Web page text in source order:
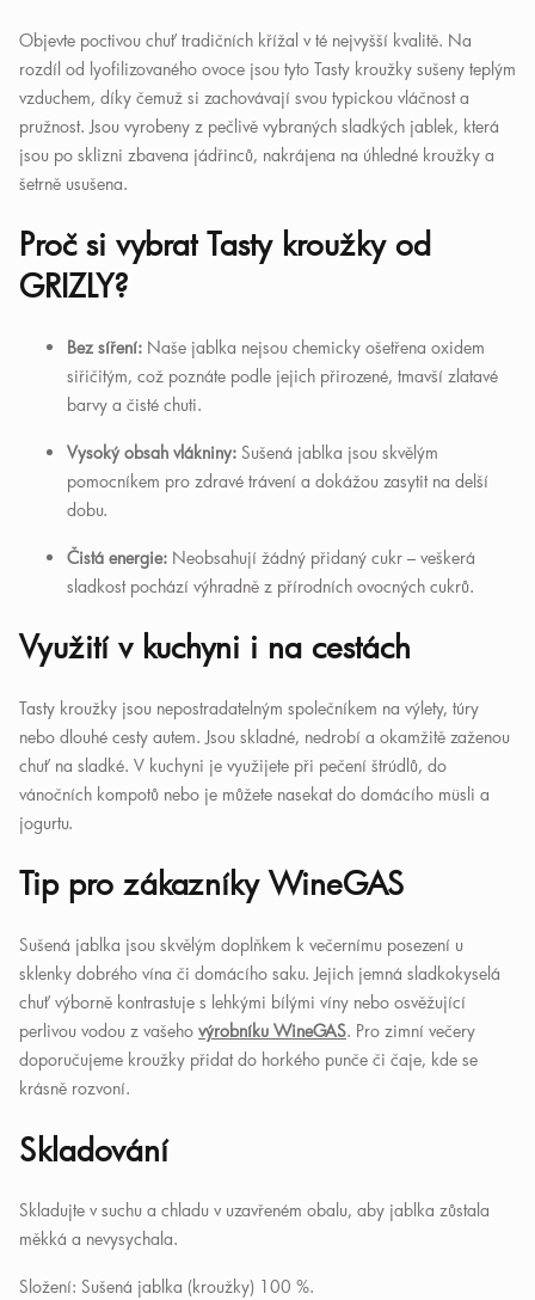
Objevte poctivou chuť tradičních křížal v té nejvyšší kvalitě. Na
rozdíl od lyofilizovaného ovoce jsou tyto Tasty kroužky sušeny teplým
vzduchem, díky čemuž si zachovávají svou typickou vláčnost a
pružnost. Jsou vyrobeny z pečlivě vybraných sladkých jablek, která
jsou po sklizni zbavena jádřinců, nakrájena na úhledné kroužky a
šetrně usušena.
Proč si vybrat Tasty kroužky od
GRIZLY?
Bez síření: Naše jablka nejsou chemicky ošetřena oxidem
siřičitým, což poznáte podle jejich přirozené, tmavší zlatavé
barvy a čisté chuti.
Vysoký obsah vlákniny: Sušená jablka jsou skvělým
pomocníkem pro zdravé trávení a dokážou zasytit na delší
dobu.
Čistá energie: Neobsahují žádný přidaný cukr – veškerá
sladkost pochází výhradně z přírodních ovocných cukrů.
Využití v kuchyni i na cestách
Tasty kroužky jsou nepostradatelným společníkem na výlety, túry
nebo dlouhé cesty autem. Jsou skladné, nedrobí a okamžitě zaženou
chuť na sladké. V kuchyni je využijete při pečení štrúdlů, do
vánočních kompotů nebo je můžete nasekat do domácího müsli a
jogurtu.
Tip pro zákazníky WineGAS
Sušená jablka jsou skvělým doplňkem k večernímu posezení u
sklenky dobrého vína či domácího saku. Jejich jemná sladkokyselá
chuť výborně kontrastuje s lehkými bílými víny nebo osvěžující
perlivou vodou z vašeho výrobníku WineGAS. Pro zimní večery
doporučujeme kroužky přidat do horkého punče či čaje, kde se
krásně rozvoní.
Skladování
Skladujte v suchu a chladu v uzavřeném obalu, aby jablka zůstala
měkká a nevysychala.
Složení: Sušená jablka (kroužky) 100 %.